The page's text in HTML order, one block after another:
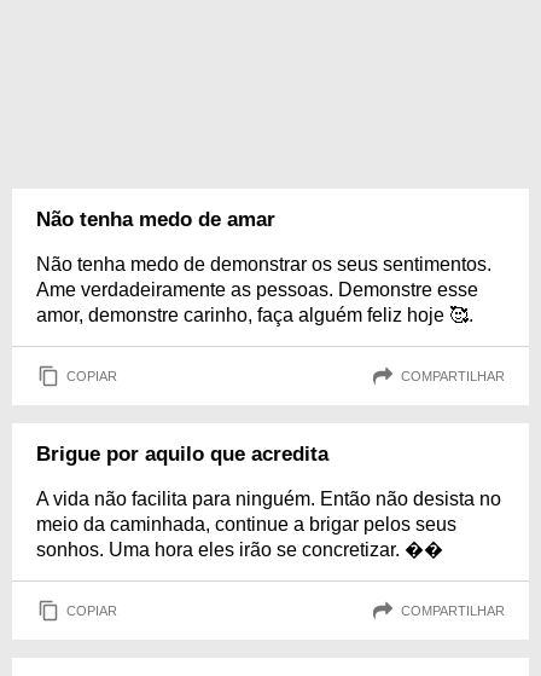
Não tenha medo de amar
Não tenha medo de demonstrar os seus sentimentos.
Ame verdadeiramente as pessoas. Demonstre esse
amor, demonstre carinho, faça alguém feliz hoje 🥰.
COPIAR COMPARTILHAR
Brigue por aquilo que acredita
A vida não facilita para ninguém. Então não desista no
meio da caminhada, continue a brigar pelos seus
sonhos. Uma hora eles irão se concretizar. ��
COPIAR COMPARTILHAR